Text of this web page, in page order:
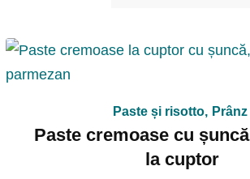
Paste și risotto, Prânz
Paste cremoase cu
la cuptor